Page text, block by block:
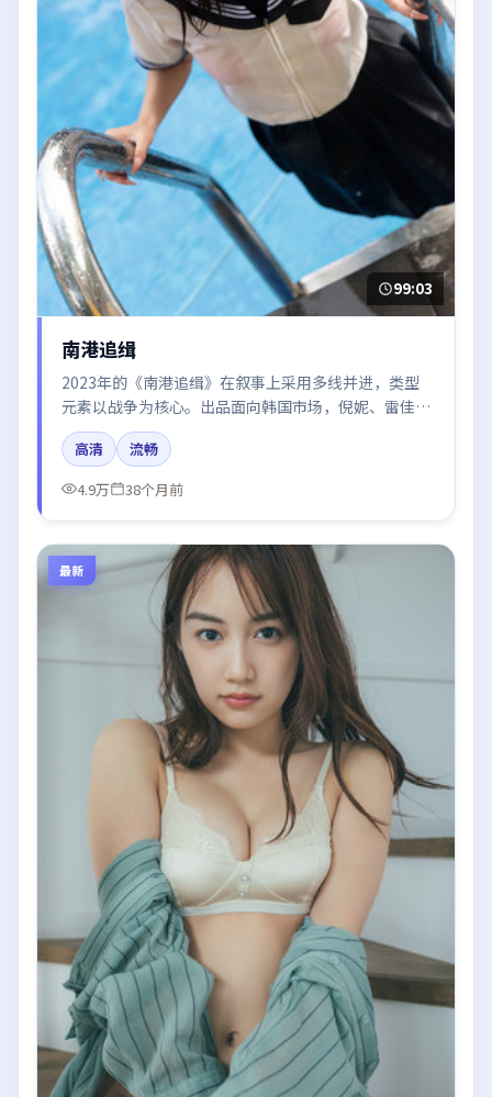
99:03
南港追缉
2023年的《南港追缉》在叙事上采用多线并进，类型
元素以战争为核心。出品面向韩国市场，倪妮、雷佳
音、汤唯、河正宇所饰角色推动关键反转，结尾留白引
发讨论。
高清
流畅
4.9万
38个月前
最新